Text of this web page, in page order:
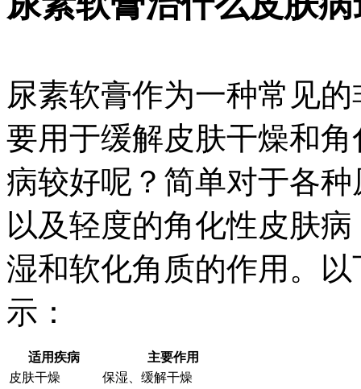
尿素软膏作为一种常见
要用于缓解皮肤干燥和
病较好呢？简单对于各
以及轻度的角化性皮肤
湿和软化角质的作用。
示：
适用疾病
主要作用
皮肤干燥
保湿、缓解干燥